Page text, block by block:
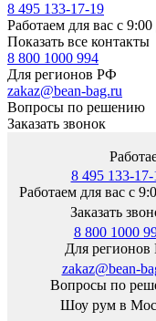
8 495 133-17-19
Работаем для вас с
Показать все контакты
8 800 1000 994
Для регионов РФ
zakaz@bean-bag.ru
Вопросы по решению
Заказать звонок
8 495 133-17-
Работаем для вас с
Заказать
8 800 1000
Для
zakaz@bean-
Вопросы по
Шоу рум в